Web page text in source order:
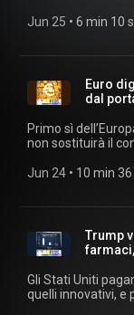
evoluzione' gli
ogni giorno su
(https://
le piattaforme di streaming. Estratti
Adnkronos.
Jun 25 • 6 min 10
Euro
dal
Primo sì
non sostituirà il
dipendente dai circuiti extra-Ue.
Adnkronos.
Jun 24 • 10 min
Trump
Gli Stati Uniti
quelli innovativi, e